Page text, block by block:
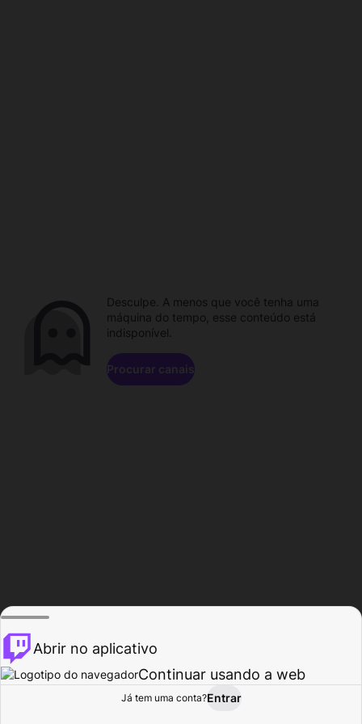
Procurar Atividade
Desculpe. A menos que você tenha uma
máquina do tempo, esse conteúdo está
indisponível.
Procurar canais
Abrir no aplicativo
Continuar usando a web
Já tem uma conta?Entrar